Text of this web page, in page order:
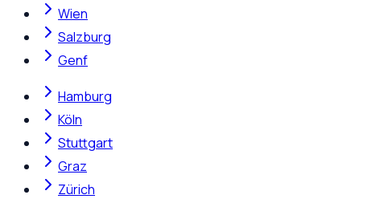
Wien
Salzburg
Genf
Hamburg
Köln
Stuttgart
Graz
Zürich